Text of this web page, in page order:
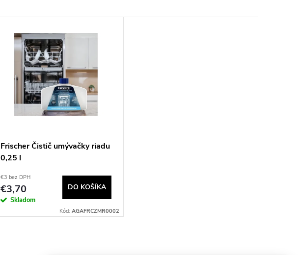
Frischer Čistič umývačky riadu
0,25 l
€3 bez DPH
€3,70
Skladom
DO KOŠÍKA
Kód: AGAFRCZMR0002